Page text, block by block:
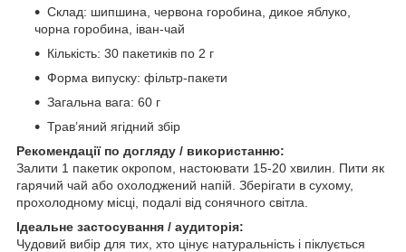
Склад: шипшина, червона горобина, дикое яблуко,
чорна горобина, іван-чай
Кількість: 30 пакетиків по 2 г
Форма випуску: фільтр-пакети
Загальна вага: 60 г
Трав’яний ягідний збір
Рекомендації по догляду / використанню:
Залити 1 пакетик окропом, настоювати 15-20 хвилин. Пити як
гарячий чай або охолоджений напій. Зберігати в сухому,
прохолодному місці, подалі від сонячного світла.
Ідеальне застосування / аудиторія:
Чудовий вибір для тих, хто цінує натуральність і піклується